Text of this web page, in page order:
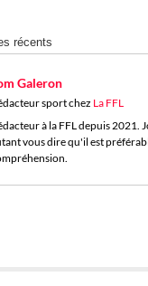
récents
Galeron
sportchez La FFL
à la FFL depuis
vous dire qu'il est